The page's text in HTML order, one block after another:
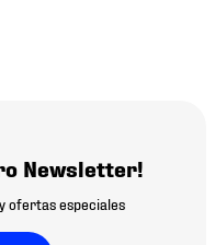
Newsletter!
ofertas especiales